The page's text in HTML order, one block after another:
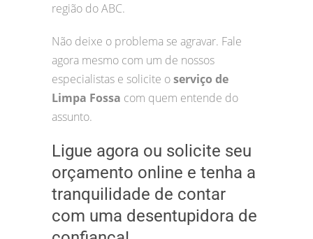
região do ABC.
Não deixe o problema se agravar. Fale
agora mesmo com um de nossos
especialistas e solicite oserviço de
Limpa Fossa com quem entende do
assunto.
Ligue agora ou solicite seu
orçamento online e tenha a
tranquilidade de contar
com uma desentupidora de